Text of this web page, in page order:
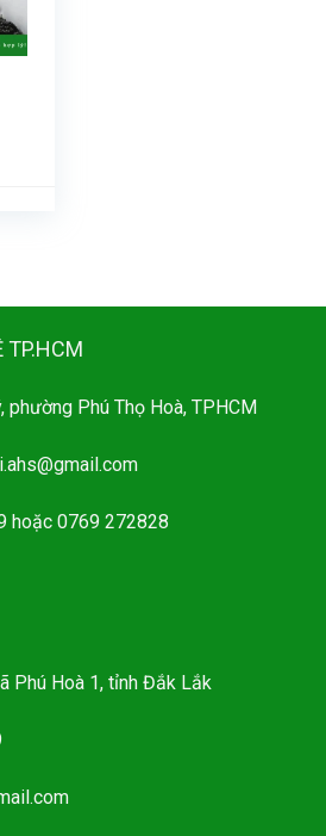
TP.HCM
phường Phú Thọ Hoà, TPHCM
hoặc 0769 272828
Phú Hoà 1, tỉnh Đắk Lắk